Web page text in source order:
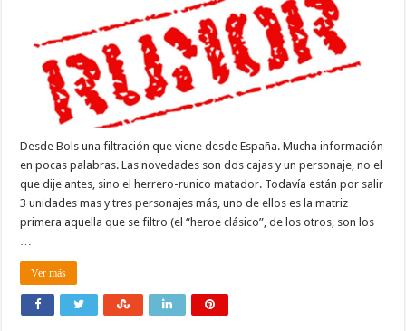
Desde Bols una filtración que viene desde España. Mucha información
en pocas palabras. Las novedades son dos cajas y un personaje, no el
que dije antes, sino el herrero-runico matador. Todavía están por salir
3 unidades mas y tres personajes más, uno de ellos es la matriz
primera aquella que se filtro (el “heroe clásico”, de los otros, son los
…
Ver más